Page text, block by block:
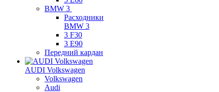
BMW 3
Расходники
BMW 3
3 F30
3 E90
Передний кардан
AUDI Volkswagen
Volkswagen
Audi